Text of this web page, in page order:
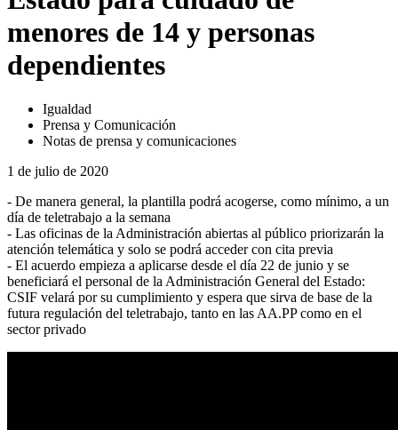
menores de 14 y personas
dependientes
Igualdad
Prensa y Comunicación
Notas de prensa y comunicaciones
1 de julio de 2020
- De manera general, la plantilla podrá acogerse, como mínimo, a un
día de teletrabajo a la semana
- Las oficinas de la Administración abiertas al público priorizarán la
atención telemática y solo se podrá acceder con cita previa
- El acuerdo empieza a aplicarse desde el día 22 de junio y se
beneficiará el personal de la Administración General del Estado:
CSIF velará por su cumplimiento y espera que sirva de base de la
futura regulación del teletrabajo, tanto en las AA.PP como en el
sector privado